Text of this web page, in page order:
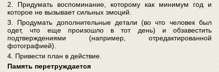
2. Придумать воспоминание, которому как минимум год и
которое не вызывает сильных эмоций.
3. Продумать дополнительные детали (во что человек был
одет, что еще произошло в тот день) и обзавестить
подтверждениями (например, отредактированной
фотографией).
4. Привести план в действие.
Память перетруждается